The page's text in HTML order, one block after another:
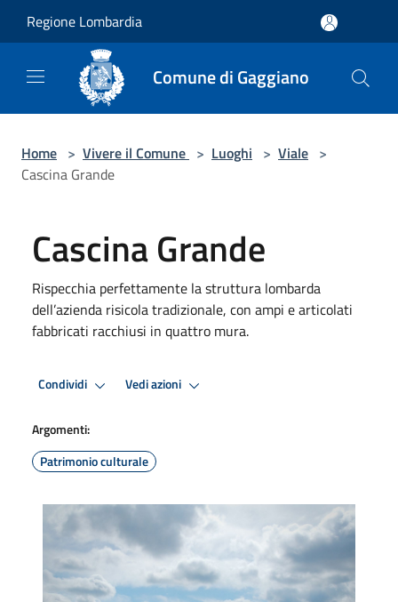
Regione Lombardia
Comune di Gaggiano
Home > Vivere il Comune > Luoghi > Viale >
Cascina Grande
Cascina Grande
Rispecchia perfettamente la struttura lombarda
dell’azienda risicola tradizionale, con ampi e articolati
fabbricati racchiusi in quattro mura.
Condividi Vedi azioni
Argomenti:
Patrimonio culturale